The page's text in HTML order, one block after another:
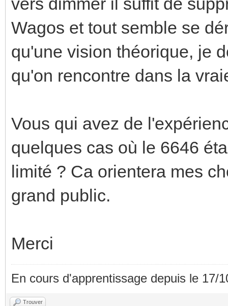
Wagos et tout semble se
qu'une vision théorique, je
qu'on rencontre dans la
Vous qui avez de
quelques cas où le 6646
limité ? Ca orientera mes
grand public.
Merci
En cours d'apprentissage depuis le 17/
Trouver